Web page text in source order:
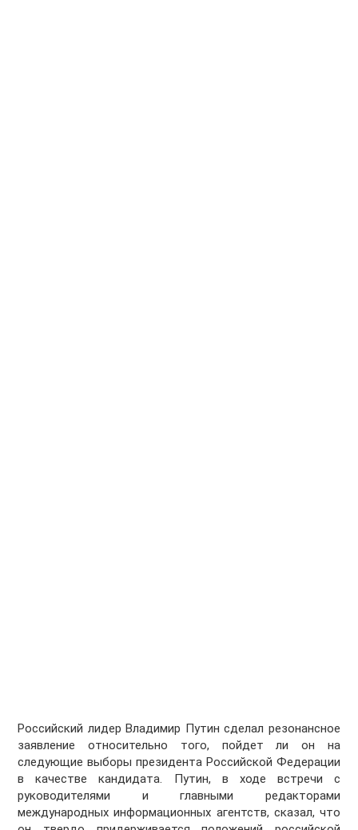
Российский лидер Владимир Путин сделал резонансное
заявление относительно того, пойдет ли он на
следующие выборы президента Российской Федерации
в качестве кандидата. Путин, в ходе встречи с
руководителями и главными редакторами
международных информационных агентств, сказал, что